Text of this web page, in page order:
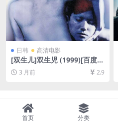
日韩 高清电影
[双生儿]双生児 (1999)[百度网
盘+夸克网盘1080P超清未删
减资源][网盘在线播放/下载]
3 月前 2.9
首页 分类